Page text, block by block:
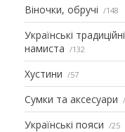
Віночки, обручі 148
Українські традиційні
намиста
132
Хустини 57
Сумки та аксесуари
Українські пояси 25